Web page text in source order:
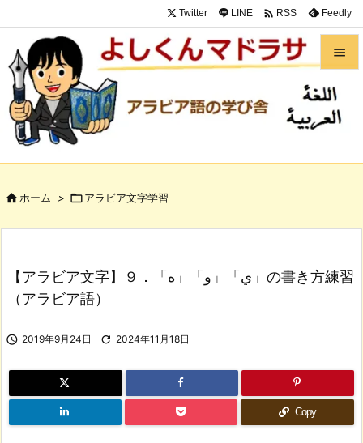


メニュ


次へ
検索
Twitter LINE  RSS Feedly
ホーム > アラビア文字学習
【アラビア文字】９．「ه」「و」「ي」の書き方練習
（アラビア語）
 2019年9月24日  2024年11月18日
Copy